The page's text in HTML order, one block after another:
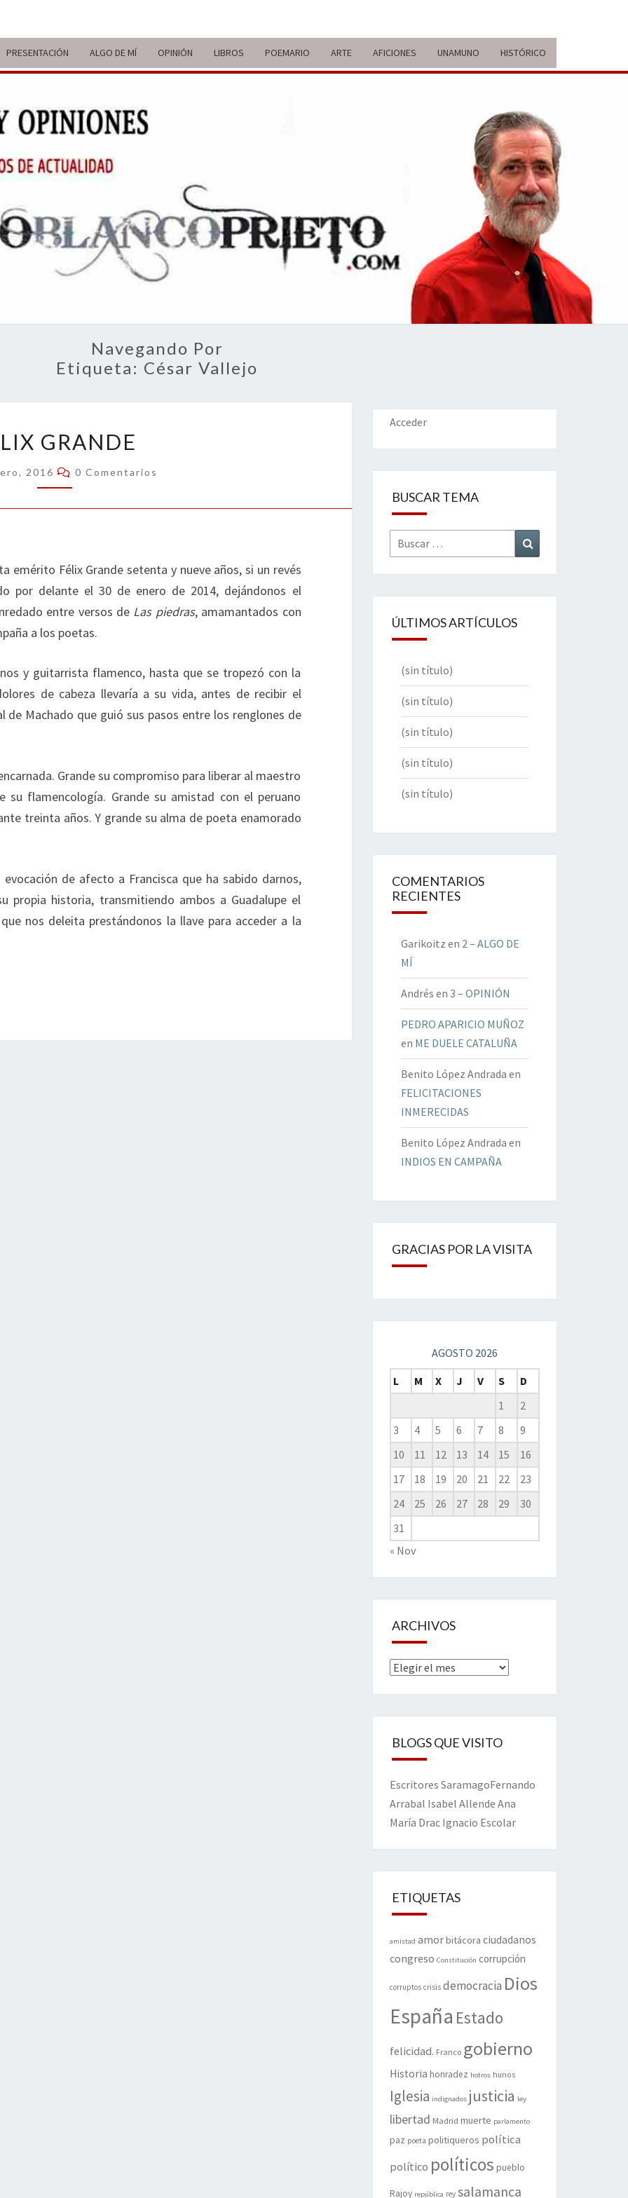
PRESENTACIÓN ALGO DE MÍ OPINIÓN LIBROS POEMARIO ARTE AFICIONES UNAMUNO HISTÓRICO
ITINERARIO
DE VIDA Y
OPINIONES
BREVE
RECORRIDO
VITAL Y
COMENTARIOS
ACTUALIDAD
Navegando Por
Etiqueta: César Vallejo
GRANDE
GRANDE
2016 Comentarios
0 Comentarios
emérito Félix Grande setenta y nueve años, si un revés
por delante el 30 de enero de 2014, dejándonos el
entre versos de Las piedras, amamantados con
a los poetas.
y guitarrista flamenco, hasta que se tropezó con la
de cabeza llevaría a su vida, antes de recibir el
de Machado que guió sus pasos entre los renglones de
Grande su compromiso para liberar al maestro
su flamencología. Grande su amistad con el peruano
treinta años. Y grande su alma de poeta enamorado
evocación de afecto a Francisca que ha sabido darnos,
propia historia, transmitiendo ambos a Guadalupe el
nos deleita prestándonos la llave para acceder a la
Acceder
BUSCAR TEMA
Buscar
por:
ÚLTIMOS ARTÍCULOS
(sin título)
(sin título)
(sin título)
(sin título)
(sin título)
COMENTARIOS
RECIENTES
Garikoitz en 2 – ALGO DE
MÍ
Andrés en 3 – OPINIÓN
PEDRO APARICIO MUÑOZ
en ME DUELE CATALUÑA
Benito López Andrada en
FELICITACIONES
INMERECIDAS
Benito López Andrada en
INDIOS EN CAMPAÑA
GRACIAS POR LA VISITA
AGOSTO 2026
L
M X J V S
D
1
2
3
4 5 6 7 8
9
10
11 12 13 14 15
16
17
18 19 20 21 22
23
24
25 26 27 28 29
30
31
« Nov
ARCHIVOS
Archivos
BLOGS QUE VISITO
Escritores SaramagoFernando
Arrabal Isabel Allende Ana
María Drac Ignacio Escolar
ETIQUETAS
amistad amorbitácora ciudadanos
congreso Constitución corrupción
corruptos crisis democracia Dios
España Estado
felicidad. Franco gobierno
Historia honradez hotros hunos
Iglesia indignados justicia ley
libertad Madrid muerte parlamento
paz poeta politiqueros política
político políticos pueblo
Rajoy república rey salamanca